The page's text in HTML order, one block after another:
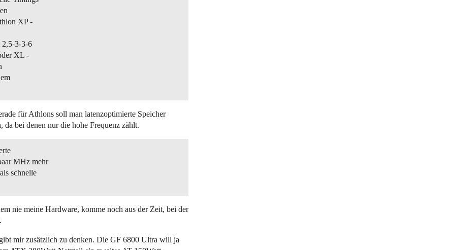
XP -
3-3-6
XL -
für Athlons soll man latenzoptimierte Speicher
bei denen nur die hohe Frequenz zählt.
MHz mehr
schnelle
nie meine Hardware, komme noch aus der Zeit, bei der
mir zusätzlich zu denken. Die GF 6800 Ultra will ja